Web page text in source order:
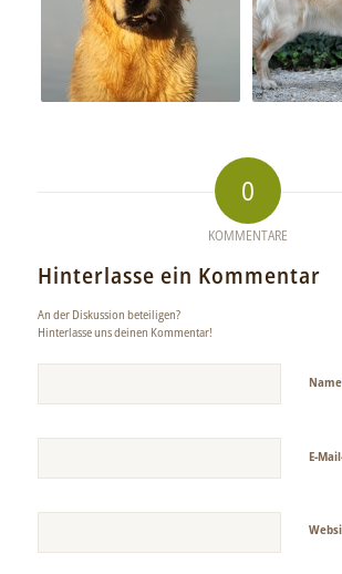
0
KOMMENTARE
Hinterlasse ein Kommentar
An der Diskussion beteiligen?
Hinterlasse uns deinen Kommentar!
Name
E-